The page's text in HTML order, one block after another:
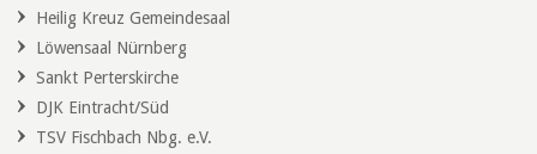
Heilig Kreuz Gemeindesaal
Löwensaal Nürnberg
Sankt Perterskirche
DJK Eintracht/Süd
TSV Fischbach Nbg. e.V.